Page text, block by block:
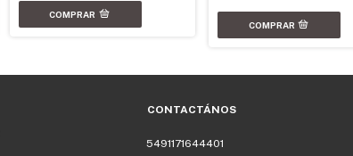
CONTACTÁNOS
5491171644401